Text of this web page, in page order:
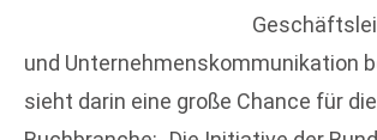
und Unternehmenskommunikation
sieht darin eine große Chance für